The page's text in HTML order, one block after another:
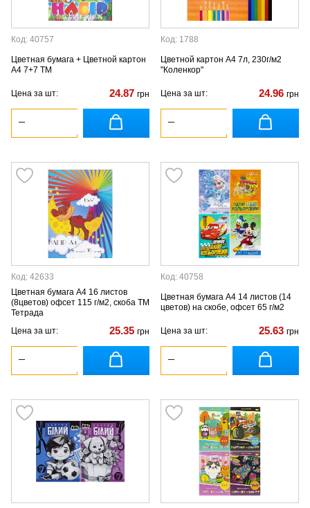
Код: 40757
Цветная бумага + Цветной картон
А4 7+7 ТМ
Цена за шт: 24.87 грн
Код: 1788
Цветной картон А4 7л, 230г/м2
"Коленкор"
Цена за шт: 24.96 грн
Код: 42633
Цветная бумага А4 16 листов
(8цветов) офсет 115 г/м2, скоба ТМ
Тетрада
Цена за шт:
25.35 грн
Код: 40758
Цветная бумага А4 14 листов (14
цветов) на скобе, офсет 65 г/м2
Цена за шт: 25.63 грн